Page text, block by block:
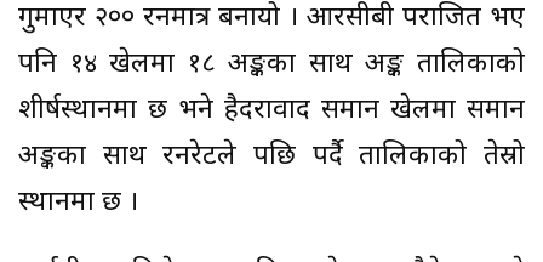
गुमाएर २०० रनमात्र बनायो । आरसीबी पराजित भए
पनि १४ खेलमा १८ अङ्कका साथ अङ्क तालिकाको
शीर्षस्थानमा छ भने हैदरावाद समान खेलमा समान
अङ्कका साथ रनरेटले पछि पर्दै तालिकाको तेस्रो
स्थानमा छ ।